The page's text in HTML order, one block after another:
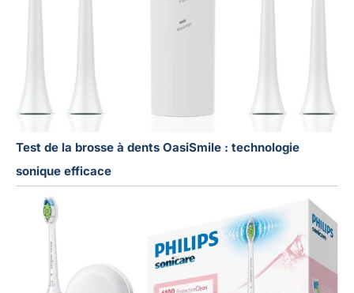
Test de la brosse à dents OasiSmile : technologie
sonique efficace